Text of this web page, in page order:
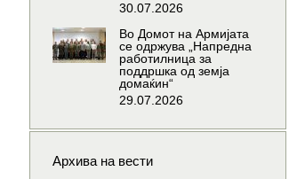
30.07.2026
Во Домот на Армијата
се одржува „Напредна
работилница за
поддршка од земја
домаќин“
29.07.2026
Архива на вести